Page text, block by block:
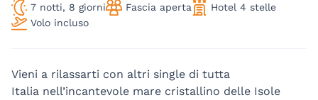
7 notti, 8 giorni Fascia aperta
Hotel 4 stelle
Volo incluso
Vieni a rilassarti con altri single di tutta
Italia nell’incantevole mare cristallino delle Isole